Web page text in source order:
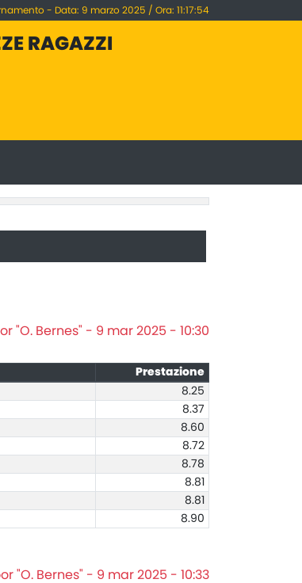
- Data: 9 marzo 2025 / Ora: 11:17:54
RAGAZZI
"O. Bernes" - 9 mar 2025 - 10:30
Prestazione
8.25
8.37
8.60
8.72
8.78
8.81
8.81
8.90
"O. Bernes" - 9 mar 2025 - 10:33